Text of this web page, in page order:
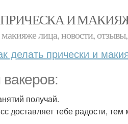
ПРИЧЕСКА И
лица, новости,
делать прически и
получай.
доставляет тебе радости,